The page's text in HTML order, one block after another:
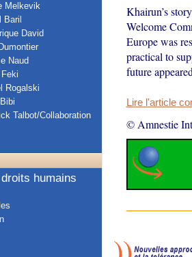
Melkevik
Baril
David
Naud
Rogalski
Talbot/Collaboration
humains
Khairun’s
Welcome
Europe was
practical to
future
Lire l'article
© Amnestie